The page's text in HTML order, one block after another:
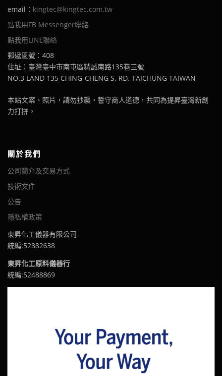
email： kingtec@kingtec.com.tw
點我用FB Messenger聯絡
點我用LINE聯絡
郵遞區號：408
住址：臺灣臺中市南屯區精誠南路135巷三號
NO.3 LAND 135 CHING-CHENG S. RD. TAICHUNG TAIWAN
本站文案、照片，請勿抄襲，誓守商人道德，共同為提昇臺灣新創
力打拼。
關於我們
公司簡介及交易方式
技術文件
公告
隱私權政策
東昇化工儀器有限公司
統編:52882638
東昇化工原料儀器行
統編:52488869